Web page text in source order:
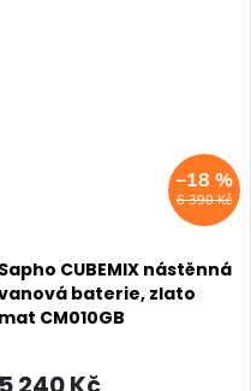
6 390 Kč
–18 %
Sapho CUBEMIX nástěnná
baterie, zlato
mat CM010GB